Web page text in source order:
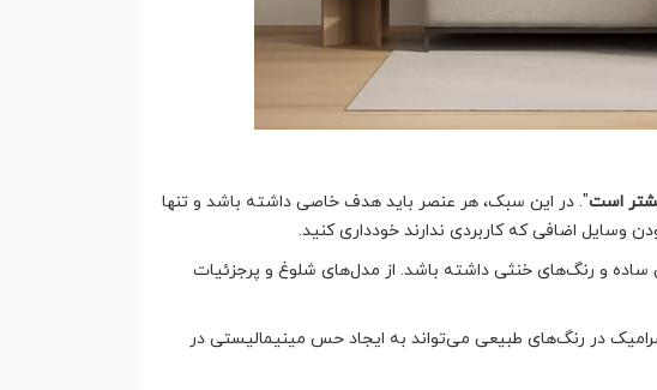
است". در این سبک، هر عنصر باید هدف خاصی داشته باشد و تنها
وسایل اضافی که کاربردی ندارند خودداری کنید.
ساده و رنگ‌های خنثی داشته باشد. از مدل‌های شلوغ و پرجزئیات
در رنگ‌های طبیعی می‌تواند به ایجاد حس مینیمالیستی در